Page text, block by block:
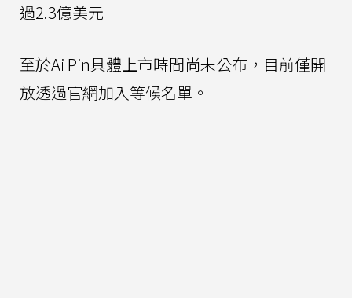
過2.3億美元
至於Ai Pin具體上市時間尚未公布，目前僅開
放透過官網加入等候名單。